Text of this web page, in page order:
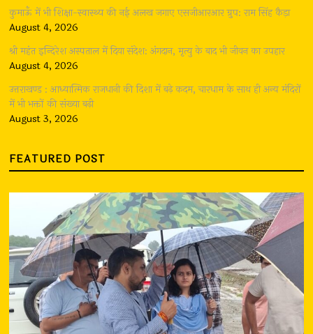
कुमाऊँ में भी शिक्षा-स्वास्थ्य की नई अलख जगाए एसजीआरआर ग्रुप: राम सिंह कैड़ा
August 4, 2026
श्री महंत इन्दिरेश अस्पताल में दिया संदेश: अंगदान, मृत्यु के बाद भी जीवन का उपहार
August 4, 2026
उत्तराखण्ड : आध्यात्मिक राजधानी की दिशा में बढ़े कदम, चारधाम के साथ ही अन्य मंदिरों
में भी भक्तों की संख्या बढ़ी
August 3, 2026
FEATURED POST